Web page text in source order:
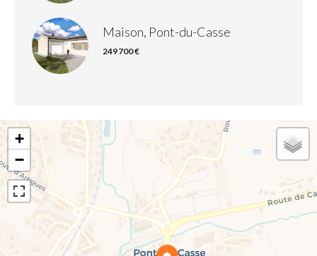
Maison, Pont-du-Casse
249 700 €
+
−